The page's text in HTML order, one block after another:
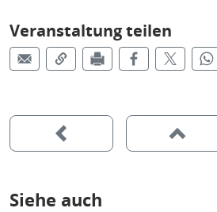
Veranstaltung teilen
Siehe auch